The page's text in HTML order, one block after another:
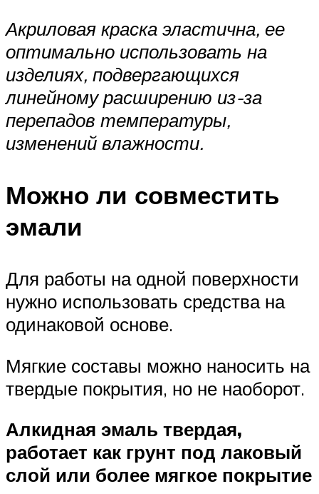
Акриловая краска эластична, ее
оптимально использовать на
изделиях, подвергающихся
линейному расширению из-за
перепадов температуры,
изменений влажности.
Можно ли совместить
эмали
Для работы на одной поверхности
нужно использовать средства на
одинаковой основе.
Мягкие составы можно наносить на
твердые покрытия, но не наоборот.
Алкидная эмаль твердая,
работает как грунт под лаковый
слой или более мягкое покрытие